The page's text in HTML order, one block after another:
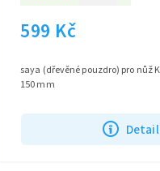
599 Kč
Detail
saya (dřevěné pouzdro) pro nůž Kanetsune Petty,
150 mm